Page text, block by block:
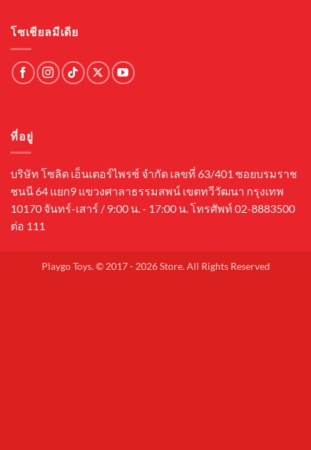
โซเชียลมีเดีย
ที่อยู่
บริษัท โซลิด เอ็นเตอร์ไพรซ์ จำกัด เลขที่ 63/401 ซอยบรมราช
ชนนี 64 แยก9 แขวงศาลาธรรมสพน์ เขตทวีวัฒนา กรุงเทพ
10170 จันทร์-เสาร์ / 9:00 น. - 17:00 น. โทรศัพท์ 02-8883500
ต่อ 111
Playgo Toys. © 2017 - 2026 Store. All Rights Reserved